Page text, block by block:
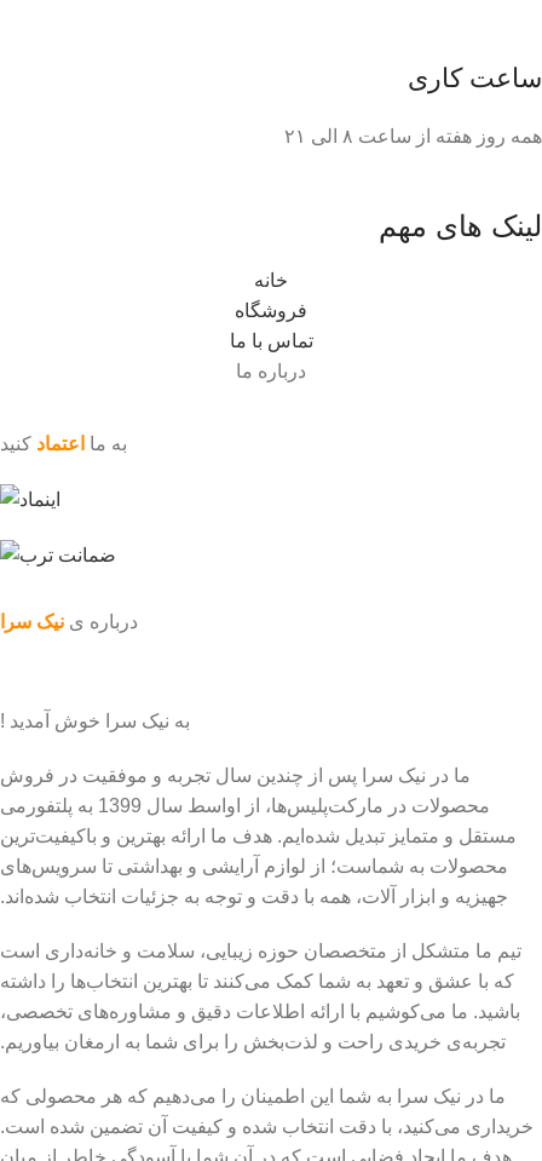
ساعت کاری
همه روز هفته از ساعت ٨ الی ۲۱
لینک های مهم
خانه
فروشگاه
تماس با ما
درباره ما
درباره ی نیک سرا
به نیک سرا خوش آمدید !
ما در نیک سرا پس از چندین سال تجربه و موفقیت در فروش
محصولات در مارکت‌پلیس‌ها، از اواسط سال 1399 به پلتفورمی
مستقل و متمایز تبدیل شده‌ایم. هدف ما ارائه بهترین و باکیفیت‌ترین
محصولات به شماست؛ از لوازم آرایشی و بهداشتی تا سرویس‌های
جهیزیه و ابزار آلات، همه با دقت و توجه به جزئیات انتخاب شده‌اند.
تیم ما متشکل از متخصصان حوزه زیبایی، سلامت و خانه‌داری است
که با عشق و تعهد به شما کمک می‌کنند تا بهترین انتخاب‌ها را داشته
باشید. ما می‌کوشیم با ارائه اطلاعات دقیق و مشاوره‌های تخصصی،
تجربه‌ی خریدی راحت و لذت‌بخش را برای شما به ارمغان بیاوریم.
ما در نیک سرا به شما این اطمینان را می‌دهیم که هر محصولی که
خریداری می‌کنید، با دقت انتخاب شده و کیفیت آن تضمین شده است.
به ما اعتماد کنید